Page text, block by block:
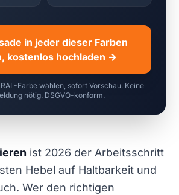
in jeder dieser Farben
kostenlos hochladen →
Farbe wählen, sofort Vorschau. Keine
nötig. DSGVO-konform.
ist 2026 der Arbeitsschritt
Hebel auf Haltbarkeit und
Wer den richtigen